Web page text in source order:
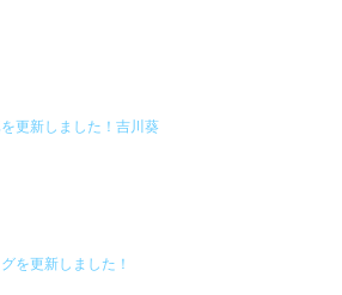
更新しました！吉川葵
を更新しました！